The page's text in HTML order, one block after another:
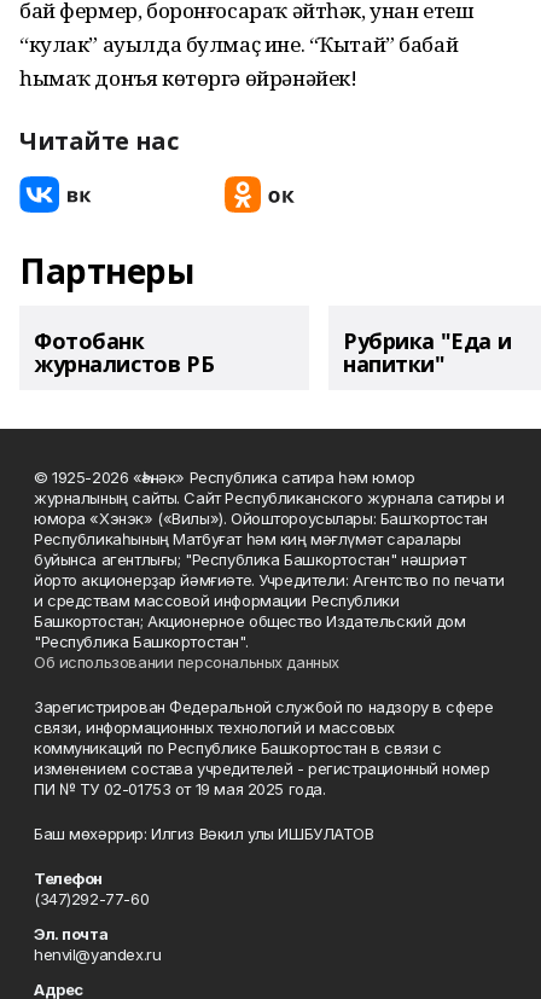
бай фермер, боронғосараҡ әйтһәк, унан етеш
“кулак” ауылда булмаҫ ине. “Ҡытай” бабай
һымаҡ донъя көтөргә өйрәнәйек!
Читайте нас
Партнеры
Фотобанк
журналистов РБ
Рубрика "Еда и
напитки"
© 1925-2026 «Һәнәк» Республика сатира һәм юмор
журналының сайты. Сайт Республиканского журнала сатиры и
юмора «Хэнэк» («Вилы»). Ойоштороусылары: Башҡортостан
Республикаһының Матбуғат һәм киң мәғлүмәт саралары
буйынса агентлығы; "Республика Башкортостан" нәшриәт
йорто акционерҙар йәмғиәте. Учредители: Агентство по печати
и средствам массовой информации Республики
Башкортостан; Акционерное общество Издательский дом
"Республика Башкортостан".
Об использовании персональных данных
Зарегистрирован Федеральной службой по надзору в сфере
связи, информационных технологий и массовых
коммуникаций по Республике Башкортостан в связи с
изменением состава учредителей - регистрационный номер
ПИ № ТУ 02-01753 от 19 мая 2025 года.
Баш мөхәррир: Илгиз Вәкил улы ИШБУЛАТОВ
Телефон
(347)292-77-60
Эл. почта
henvil@yandex.ru
Адрес